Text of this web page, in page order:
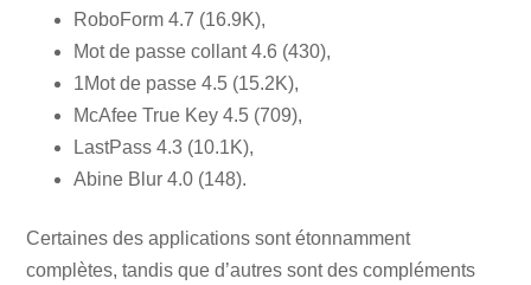
RoboForm 4.7 (16.9K),
Mot de passe collant 4.6 (430),
1Mot de passe 4.5 (15.2K),
McAfee True Key 4.5 (709),
LastPass 4.3 (10.1K),
Abine Blur 4.0 (148).
Certaines des applications sont étonnamment
complètes, tandis que d’autres sont des compléments